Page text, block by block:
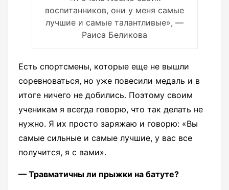
воспитанников, они у меня самые
лучшие и самые талантливые», —
Раиса Беликова
Есть спортсмены, которые еще не вышли
соревноваться, но уже повесили медаль и в
итоге ничего не добились. Поэтому своим
ученикам я всегда говорю, что так делать не
нужно. Я их просто заряжаю и говорю: «Вы
самые сильные и самые лучшие, у вас все
получится, я с вами».
— Травматичны ли прыжки на батуте?